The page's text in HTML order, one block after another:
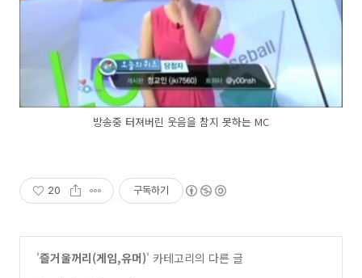
방송중 터져버린 웃음을 참지 못하는 MC
20 구독하기
'즐거울꺼리(게임,유머)' 카테고리의 다른 글